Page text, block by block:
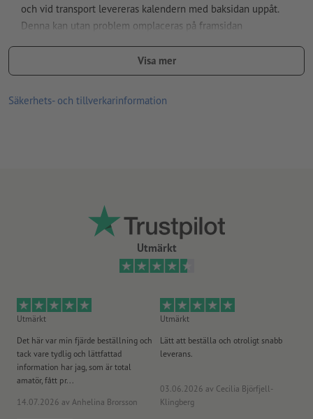
och vid transport levereras kalendern med baksidan uppåt.
Denna kan utan problem omplaceras på framsidan
Spiralbindning görs enligt läsriktningen vid huvudet
Wire-O-bindning i vitt, svart eller silver kan väljas som tillval
Visa mer
Säkerhets- och tillverkarinformation
Utmärkt
Utmärkt
Det här var min fjärde beställning och
tack vare tydlig och lättfattad
information har jag, som är total
amatör, fått pr...
14.07.2026 av Anhelina Brorsson
Utmärkt
Lätt att beställa och otroligt snabb
leverans.
03.06.2026 av Cecilia Björfjell-
Klingberg